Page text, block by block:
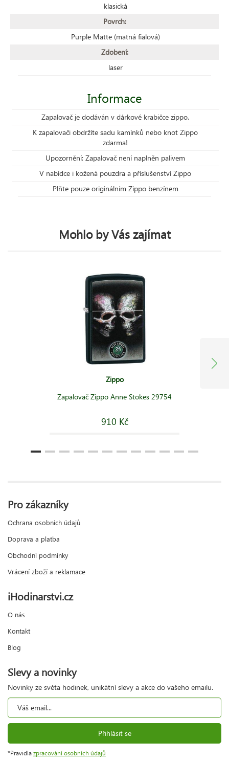
klasická
Povrch:
Purple Matte (matná fialová)
Zdobení:
laser
Informace
Zapalovač je dodáván v dárkové krabičce zippo.
K zapalovači obdržíte sadu kamínků nebo knot Zippo
zdarma!
Upozornění: Zapalovač není naplněn palivem
V nabídce i kožená pouzdra a příslušenství Zippo
Plňte pouze originálním Zippo benzínem
Mohlo by Vás zajímat
Zippo
Zapalovač Zippo Anne Stokes 29754
910 Kč
Pro zákazníky
Ochrana osobních údajů
Doprava a platba
Obchodní podmínky
Vrácení zboží a reklamace
iHodinarstvi.cz
O nás
Kontakt
Blog
Slevy a novinky
Novinky ze světa hodinek, unikátní slevy a akce do vašeho emailu.
Přihlásit se
*Pravidla zpracování osobních údajů